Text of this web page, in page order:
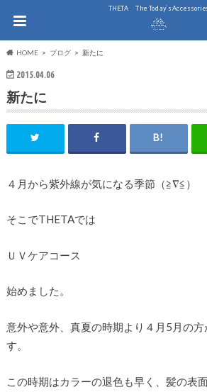
THE.TA The Today`s
HOME ブログ 新たに
2015.04.06
新たに
４月から紫外線が気になる季節（≧∇≦）
そこでTHETAでは
ＵＶケアコース
始めました。
意外や意外、真夏の時期より４月5月の
す。
この時期はカラーの退色も早く、髪の表